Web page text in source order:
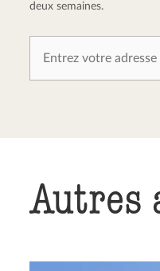
deux semaines.
Autres